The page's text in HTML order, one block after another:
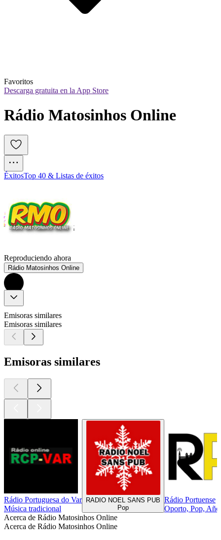
Favoritos
Descarga gratuita en la App Store
Rádio Matosinhos Online
ÉxitosTop 40 & Listas de éxitos
Reproduciendo ahora
Rádio Matosinhos Online
Emisoras similares
Emisoras similares
Emisoras similares
Rádio Portuguesa do Var
Música tradicional
RADIO NOEL SANS PUB
Pop
Rádio Portuense
Oporto, Pop,
Acerca de Rádio Matosinhos Online
Acerca de Rádio Matosinhos Online